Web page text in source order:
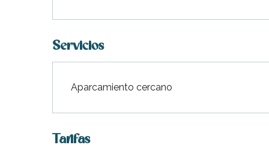
Servicios
Aparcamiento cercano
Tarifas